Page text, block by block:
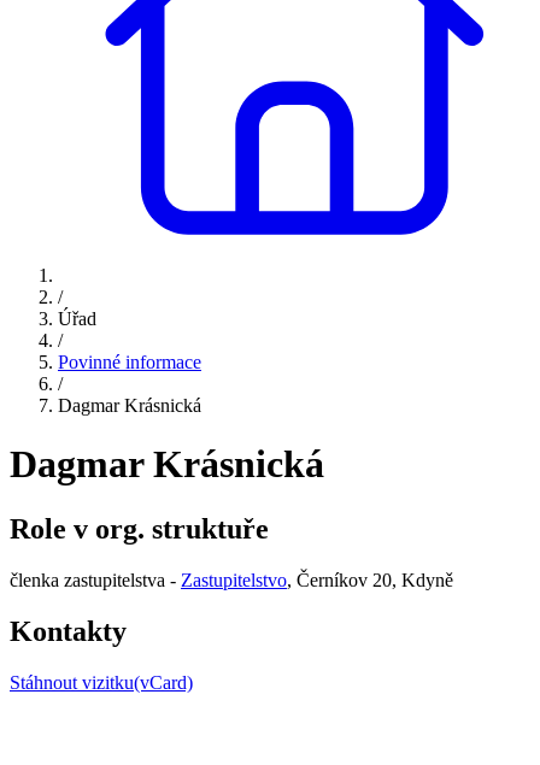
/
Úřad
/
Povinné informace
/
Dagmar Krásnická
Dagmar Krásnická
Role v org. struktuře
členka zastupitelstva - Zastupitelstvo, Černíkov 20, Kdyně
Kontakty
Stáhnout vizitku(vCard)